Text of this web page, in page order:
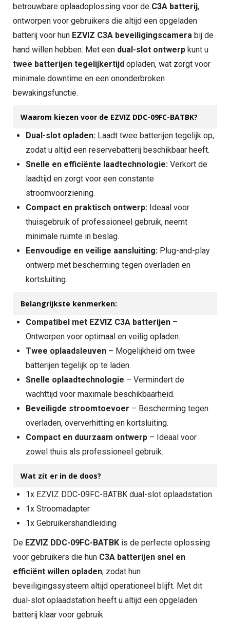
betrouwbare oplaadoplossing voor de C3A batterij,
ontworpen voor gebruikers die altijd een opgeladen
batterij voor hun EZVIZ C3A beveiligingscamera bij de
hand willen hebben. Met een dual-slot ontwerp kunt u
twee batterijen tegelijkertijd opladen, wat zorgt voor
minimale downtime en een ononderbroken
bewakingsfunctie.
Waarom kiezen voor de EZVIZ DDC-09FC-BATBK?
Dual-slot opladen: Laadt twee batterijen tegelijk op,
zodat u altijd een reservebatterij beschikbaar heeft.
Snelle en efficiënte laadtechnologie: Verkort de
laadtijd en zorgt voor een constante
stroomvoorziening.
Compact en praktisch ontwerp: Ideaal voor
thuisgebruik of professioneel gebruik, neemt
minimale ruimte in beslag.
Eenvoudige en veilige aansluiting: Plug-and-play
ontwerp met bescherming tegen overladen en
kortsluiting.
Belangrijkste kenmerken:
Compatibel met EZVIZ C3A batterijen –
Ontworpen voor optimaal en veilig opladen.
Twee oplaadsleuven – Mogelijkheid om twee
batterijen tegelijk op te laden.
Snelle oplaadtechnologie – Vermindert de
wachttijd voor maximale beschikbaarheid.
Beveiligde stroomtoevoer – Bescherming tegen
overladen, oververhitting en kortsluiting.
Compact en duurzaam ontwerp – Ideaal voor
zowel thuis als professioneel gebruik.
Wat zit er in de doos?
1x EZVIZ DDC-09FC-BATBK dual-slot oplaadstation
1x Stroomadapter
1x Gebruikershandleiding
De EZVIZ DDC-09FC-BATBK is de perfecte oplossing
voor gebruikers die hun C3A batterijen snel en
efficiënt willen opladen, zodat hun
beveiligingssysteem altijd operationeel blijft. Met dit
dual-slot oplaadstation heeft u altijd een opgeladen
batterij klaar voor gebruik.